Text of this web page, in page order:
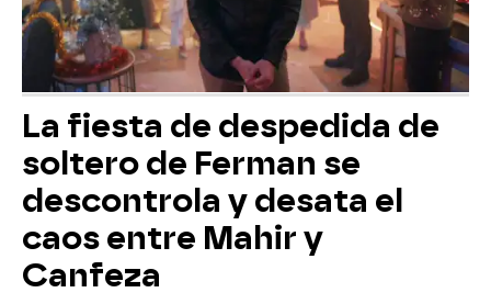
La fiesta de despedida de
soltero de Ferman se
descontrola y desata el
caos entre Mahir y
Canfeza